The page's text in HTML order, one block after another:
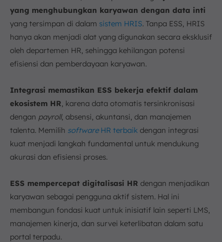
yang menghubungkan karyawan dengan data inti
yang tersimpan di dalam sistem HRIS. Tanpa ESS, HRIS
hanya akan menjadi alat yang digunakan secara eksklusif
oleh departemen HR, sehingga kehilangan potensi
efisiensi dan pemberdayaan karyawan.
Integrasi memastikan ESS bekerja efektif dalam
ekosistem HR , karena data otomatis tersinkronisasi
dengan payroll, absensi, akuntansi, dan manajemen
talenta. Memilih softwareHR terbaik dengan integrasi
kuat menjadi langkah fundamental untuk mendukung
akurasi dan efisiensi proses.
ESS mempercepat digitalisasi HR dengan menjadikan
karyawan sebagai pengguna aktif sistem. Hal ini
membangun fondasi kuat untuk inisiatif lain seperti LMS,
manajemen kinerja, dan survei keterlibatan dalam satu
portal terpadu.